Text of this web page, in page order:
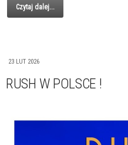
Czytaj dalej...
23 LUT 2026
RUSH W POLSCE !